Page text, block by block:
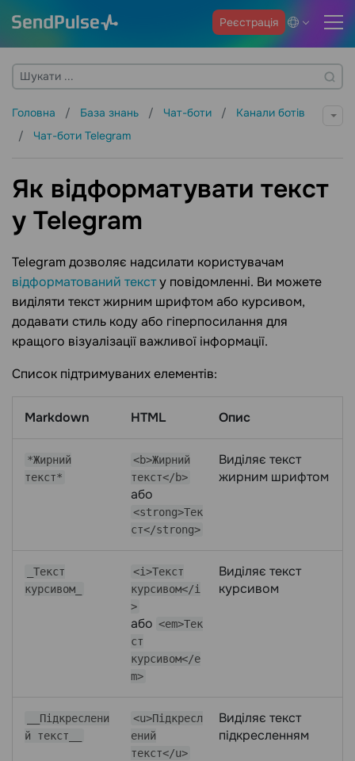
Реєстрація
Головна База знань Чат-боти
Канали ботів
Чат-боти Telegram
Як відформатувати текст
у Telegram
Telegram дозволяє надсилати користувачам
відформатований тексту повідомленні. Ви можете
виділяти текст жирним шрифтом або курсивом,
додавати стиль коду або гіперпосилання для
кращого візуалізації важливої інформації.
Список підтримуваних елементів:
Markdown HTML Опис
*Жирний
текст*
<b>Жирний
текст</b>
або
<strong>Тек
ст</strong>
Виділяє текст
жирним шрифтом
_Текст
курсивом_
<i>Текст
курсивом</i
>
або <em>Тек
ст
курсивом</e
m>
Виділяє текст
курсивом
__Підкреслени
й текст__
<u>Підкресл
ений
текст</u>
Виділяє текст
підкресленням